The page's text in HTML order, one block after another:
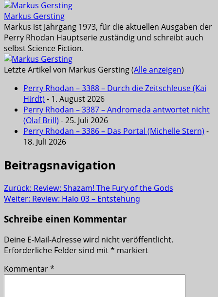
Markus Gersting
Markus ist Jahrgang 1973, für die aktuellen Ausgaben der
Perry Rhodan Hauptserie zuständig und schreibt auch
selbst Science Fiction.
Letzte Artikel von Markus Gersting(Alle anzeigen)
Perry Rhodan – 3388 – Durch die Zeitschleuse (Kai
Hirdt) - 1. August 2026
Perry Rhodan – 3387 – Andromeda antwortet nicht
(Olaf Brill) - 25. Juli 2026
Perry Rhodan – 3386 – Das Portal (Michelle Stern) -
18. Juli 2026
Beitragsnavigation
Zurück: Review: Shazam! The Fury of the Gods
Weiter: Review: Halo 03 – Entstehung
Schreibe einen Kommentar
Deine E-Mail-Adresse wird nicht veröffentlicht.
Erforderliche Felder sind mit* markiert
Kommentar*